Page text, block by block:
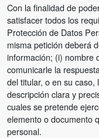
Con la finalidad de
satisfacer todos los
Protección de Datos
misma petición deberá
información; (i) nombre
comunicarle la
del titular, o en su
descripción clara y
cuales se pretende
elemento o documento
personal.